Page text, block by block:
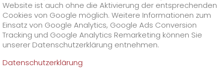
GO! Touren
GO!On-Board-Courier
GO!Air Charter
Treibstoffzuschlag Overnight
>
Treibstoffzuschlag Worldwide
>
GO! Healthcare
GO!Hightech
GO!Media & Trade
Besondere Versandinhalte +
GO!Tierversand
GO!Gefahrgut
Besondere Versandanforderungen
GO!Freight-Service
Online Services +
GO! Kundenportal
Kundenportal Registrierung
IT Anbindungen
Unternehmen
Website ist auch ohne die Aktivierung der entsprechenden
Cookies von Google möglich. Weitere Informationen zum
Einsatz von Google Analytics, Google Ads Conversion
Tracking und Google Analytics Remarketing können Sie
unserer Datenschutzerklärung entnehmen.
Datenschutzerklärung